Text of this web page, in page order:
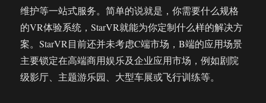
维护等一站式服务。简单的说就是，你需要什么规格
的VR体验系统，StarVR就能为你定制什么样的解决方
案。StarVR目前还并未考虑C端市场，B端的应用场景
主要锁定在高端商用娱乐及企业应用市场，例如剧院
级影厅、主题游乐园、大型车展或飞行训练等。